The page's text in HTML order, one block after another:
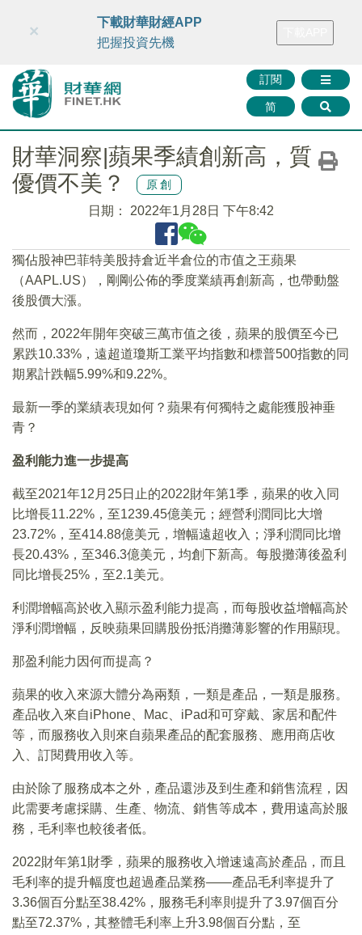
財華智庫網 FINTV FINMETA 財華證券 媒體矩陣
訂閱
简
×
下載財華財經APP
把握投資先機
財華洞察|蘋果季績創新高，質
優價不美？
原創
日期： 2022年1月28日 下午8:42
獨佔股神巴菲特美股持倉近半倉位的市值之王蘋果
（AAPL.US），剛剛公佈的季度業績再創新高，也帶動盤
後股價大漲。
然而，2022年開年突破三萬市值之後，蘋果的股價至今已
累跌10.33%，遠超道瓊斯工業平均指數和標普500指數的同
期累計跌幅5.99%和9.22%。
最新一季的業績表現如何？蘋果有何獨特之處能獲股神垂
青？
盈利能力進一步提高
截至2021年12月25日止的2022財年第1季，蘋果的收入同
比增長11.22%，至1239.45億美元；經營利潤同比大增
23.72%，至414.88億美元，增幅遠超收入；淨利潤同比增
長20.43%，至346.3億美元，均創下新高。每股攤薄後盈利
同比增長25%，至2.1美元。
利潤增幅高於收入顯示盈利能力提高，而每股收益增幅高於
淨利潤增幅，反映蘋果回購股份抵消攤薄影響的作用顯現。
那盈利能力因何而提高？
蘋果的收入來源大體分為兩類，一類是產品，一類是服務。
產品收入來自iPhone、Mac、iPad和可穿戴、家居和配件
等，而服務收入則來自蘋果產品的配套服務、應用商店收
入、訂閱費用收入等。
由於除了服務成本之外，產品還涉及到生產和銷售流程，因
此需要考慮採購、生產、物流、銷售等成本，費用遠高於服
務，毛利率也較後者低。
2022財年第1財季，蘋果的服務收入增速遠高於產品，而且
毛利率的提升幅度也超過產品業務——產品毛利率提升了
3.36個百分點至38.42%，服務毛利率則提升了3.97個百分
點至72.37%，其整體毛利率上升3.98個百分點，至